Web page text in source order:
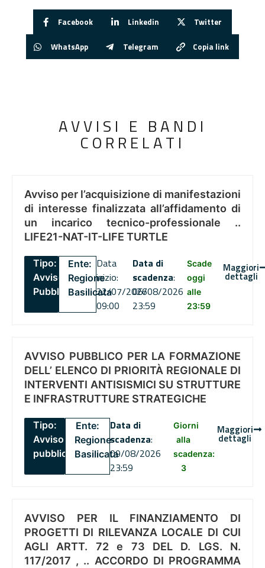
Facebook Linkedin Twitter
WhatsApp Telegram Copia link
AVVISI E BANDI
CORRELATI
Avviso per l’acquisizione di manifestazioni
di interesse finalizzata all’affidamento di
un incarico tecnico-professionale ..
LIFE21-NAT-IT-LIFE TURTLE
Tipo:
Avviso
Pubblico
Ente:
Regione
Basilicata
Data
inizio:
22/07/2026
09:00
Data di
scadenza:
06/08/2026
23:59
Scade
oggi
alle
23:59
Maggiori
dettagli
AVVISO PUBBLICO PER LA FORMAZIONE
DELL’ ELENCO DI PRIORITÀ REGIONALE DI
INTERVENTI ANTISISMICI SU STRUTTURE
E INFRASTRUTTURE STRATEGICHE
Tipo:
Avviso
pubblico
Ente:
Regione
Basilicata
Data di
scadenza:
09/08/2026
23:59
Giorni
alla
scadenza:
3
Maggiori
dettagli
AVVISO PER IL FINANZIAMENTO DI
PROGETTI DI RILEVANZA LOCALE DI CUI
AGLI ARTT. 72 e 73 DEL D. LGS. N.
117/2017 , .. ACCORDO DI PROGRAMMA